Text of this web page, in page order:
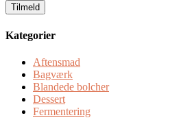
Kategorier
Aftensmad
Bagværk
Blandede bolcher
Dessert
Fermentering